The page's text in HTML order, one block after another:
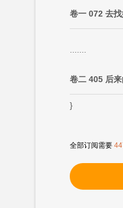
卷一 072 去
卷二 405 后来
}
全部订阅需要